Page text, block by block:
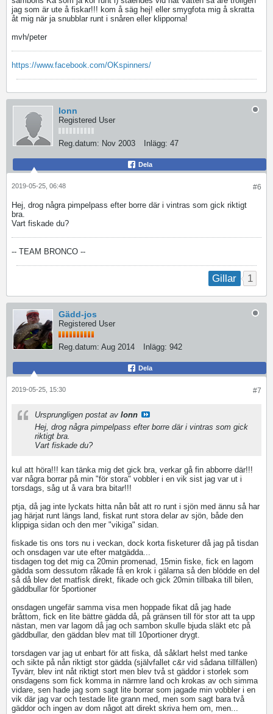
jag som är ute å fiskar!!! kom å säg hej! eller smygfota mig å skratta
åt mig när ja snubblar runt i snåren eller klipporna!
mvh/peter
https://www.facebook.com/OKspinners/
lonn
Registered User
Reg.datum: Nov 2003 Inlägg: 47
Dela
#6
2019-05-25, 06:48
Hej, drog några pimpelpass efter borre där i vintras som gick riktigt
bra.
Vart fiskade du?
-- TEAM BRONCO --
Gillar 1
Gädd-jos
Registered User
Reg.datum: Aug 2014 Inlägg: 942
Dela
#7
2019-05-25, 15:30
Ursprungligen postat av lonn
Hej, drog några pimpelpass efter borre där i vintras som gick
riktigt bra.
Vart fiskade du?
kul att höra!!! kan tänka mig det gick bra, verkar gå fin abborre där!!!
var några borrar på min "för stora" vobbler i en vik sist jag var ut i
torsdags, såg ut å vara bra bitar!!!
ptja, då jag inte lyckats hitta nån båt att ro runt i sjön med ännu så har
jag härjat runt längs land, fiskat runt stora delar av sjön, både den
klippiga sidan och den mer "vikiga" sidan.
fiskade tis ons tors nu i veckan, dock korta fisketurer då jag på tisdan
och onsdagen var ute efter matgädda...
tisdagen tog det mig ca 20min promenad, 15min fiske, fick en lagom
gädda som dessutom råkade få en krok i gälarna så den blödde en del
så då blev det matfisk direkt, fikade och gick 20min tillbaka till bilen,
gäddbullar för 5portioner
onsdagen ungefär samma visa men hoppade fikat då jag hade
bråttom, fick en lite bättre gädda då, på gränsen till för stor att ta upp
nästan, men var lagom då jag och sambon skulle bjuda släkt etc på
gäddbullar, den gäddan blev mat till 10portioner drygt.
torsdagen var jag ut enbart för att fiska, då såklart helst med tanke
och sikte på nån riktigt stor gädda (självfallet c&r vid sådana tillfällen)
Tyvärr, blev int nåt riktigt stort men blev två st gäddor i storlek som
onsdagens som fick komma in närmre land och krokas av och simma
vidare, sen hade jag som sagt lite borrar som jagade min vobbler i en
vik där jag var och testade lite grann med, men som sagt bara två
gäddor och ingen av dom något att direkt skriva hem om, men...